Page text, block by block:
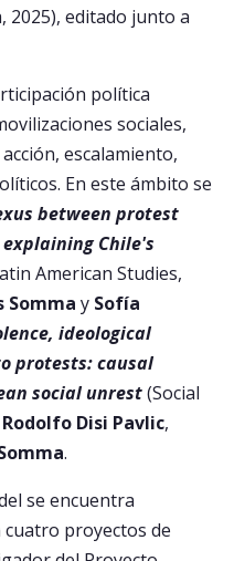
2025), editado junto a
política
sociales,
escalamiento,
En este ámbito se
between protest
Chile's
American Studies,
Somma y Sofía
ideological
protests: causal
social unrest(Social
Rodolfo Disi Pavlic,
.
se encuentra
proyectos de